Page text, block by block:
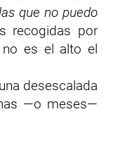
que no puedo
recogidas por
no es el alto el
desescalada
—o meses—